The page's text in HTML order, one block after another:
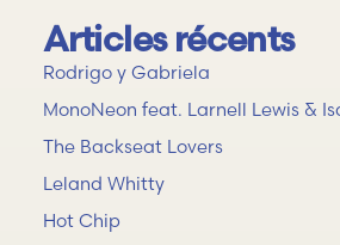
Articles récents
Rodrigo y Gabriela
MonoNeon feat. Larnell Lewis &
The Backseat Lovers
Leland Whitty
Hot Chip